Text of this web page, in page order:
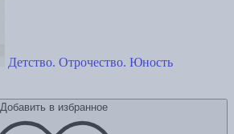
Детство. Отрочество. Юность
Добавить в избранное